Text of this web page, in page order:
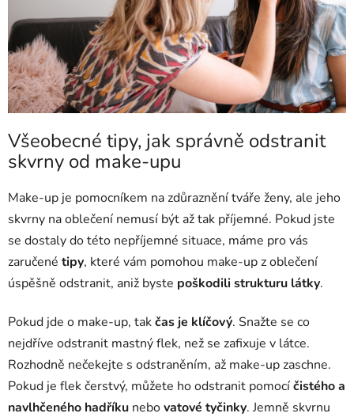
Všeobecné tipy, jak správně odstranit
skvrny od make-upu
Make-up je pomocníkem na zdůraznění tváře ženy, ale jeho
skvrny na oblečení nemusí být až tak příjemné. Pokud jste
se dostaly do této nepříjemné situace, máme pro vás
zaručené tipy, které vám pomohou make-up z oblečení
úspěšně odstranit, aniž byste poškodili strukturu látky.
Pokud jde o make-up, takčas je klíčový. Snažte se co
nejdříve odstranit mastný flek, než se zafixuje v látce.
Rozhodně nečekejte s odstraněním, až make-up zaschne.
Pokud je flek čerstvý, můžete ho odstranit pomocíčistého a
navlhčeného hadříku nebovatové tyčinky. Jemně skvrnu